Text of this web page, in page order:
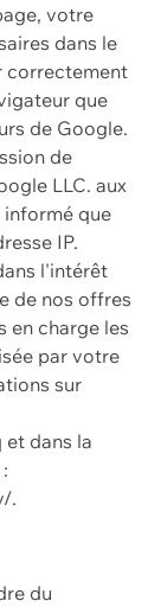
votre
dans le
correctement
que
de Google.
de
LLC. aux
informé que
IP.
l'intérêt
de nos offres
en charge les
par votre
sur
dans la
.
du